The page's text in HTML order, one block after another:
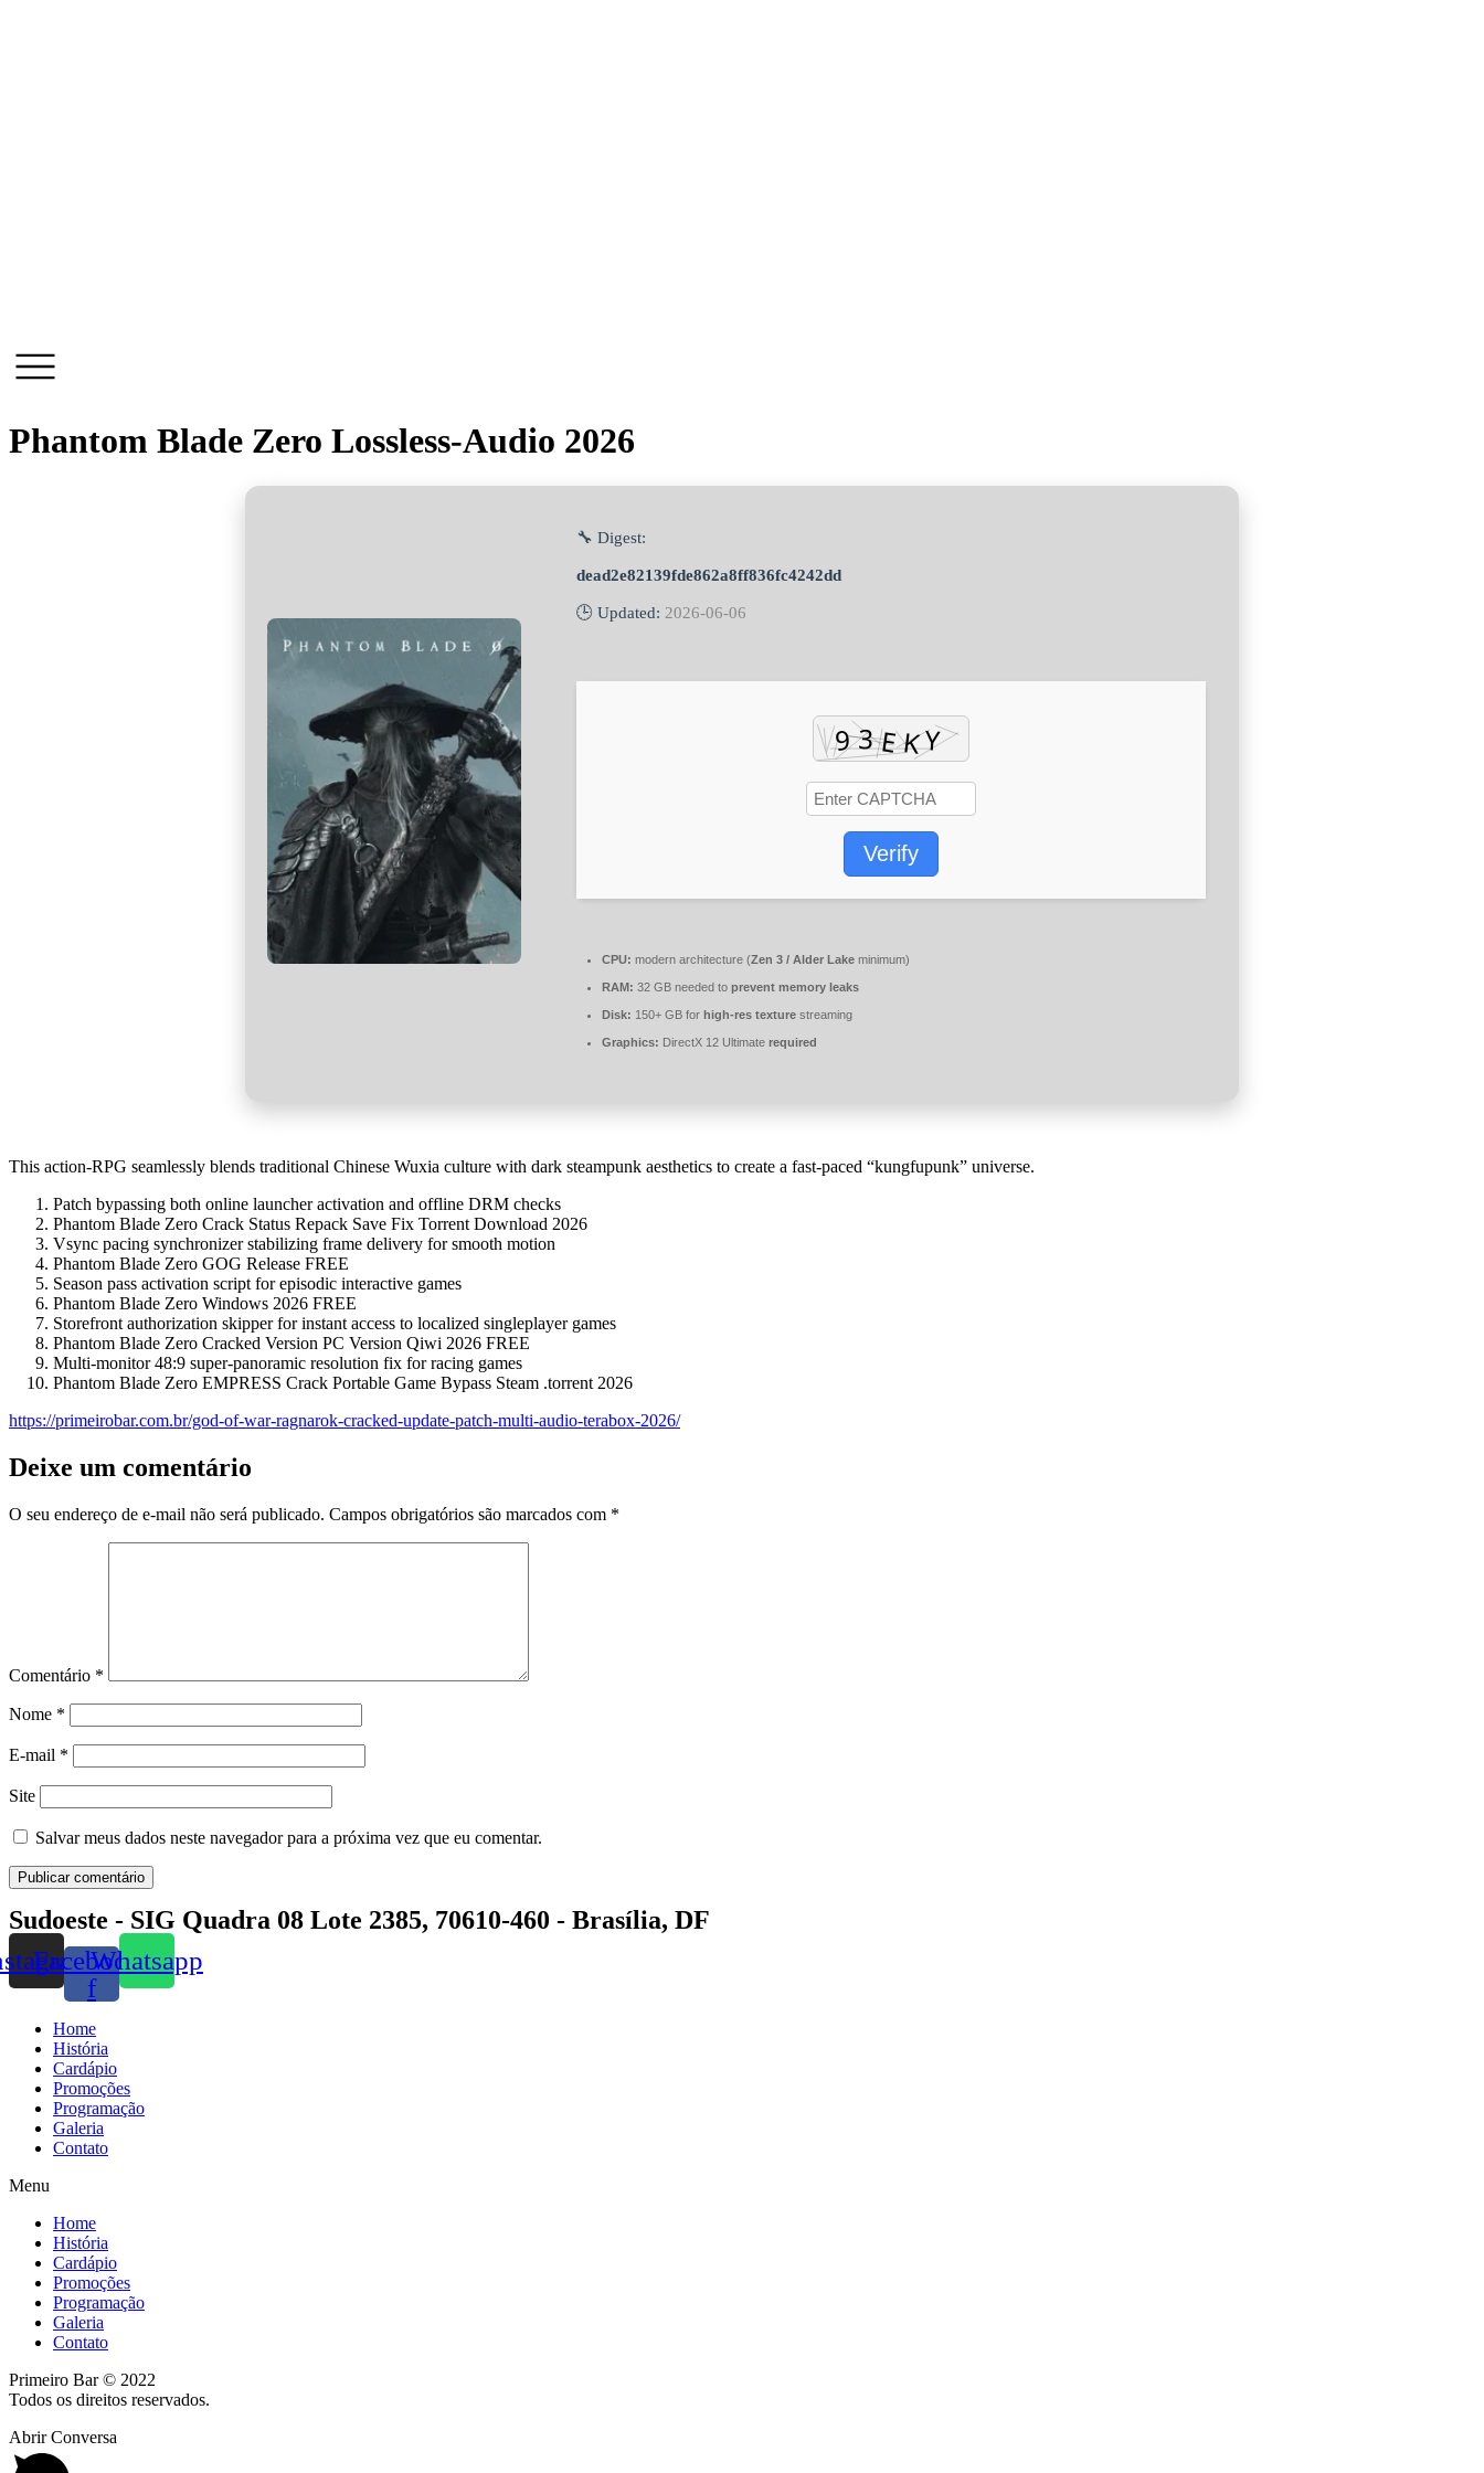
Phantom Blade Zero Lossless-Audio 2026
🔧 Digest:
dead2e82139fde862a8ff836fc4242dd
🕒 Updated: 2026-06-06
Verify
CPU: modern architecture (Zen 3 / Alder Lake minimum)
RAM: 32 GB needed to prevent memory leaks
Disk: 150+ GB for high-res texture streaming
Graphics: DirectX 12 Ultimate required
This action-RPG seamlessly blends traditional Chinese Wuxia culture with dark steampunk aesthetics to create a fast-paced “kungfupunk” universe.
Patch bypassing both online launcher activation and offline DRM checks
Phantom Blade Zero Crack Status Repack Save Fix Torrent Download 2026
Vsync pacing synchronizer stabilizing frame delivery for smooth motion
Phantom Blade Zero GOG Release FREE
Season pass activation script for episodic interactive games
Phantom Blade Zero Windows 2026 FREE
Storefront authorization skipper for instant access to localized singleplayer games
Phantom Blade Zero Cracked Version PC Version Qiwi 2026 FREE
Multi-monitor 48:9 super-panoramic resolution fix for racing games
Phantom Blade Zero EMPRESS Crack Portable Game Bypass Steam .torrent 2026
https://primeirobar.com.br/god-of-war-ragnarok-cracked-update-patch-multi-audio-terabox-2026/
Deixe um comentário
O seu endereço de e-mail não será publicado. Campos obrigatórios são marcados com *
Comentário *
Nome *
E-mail *
Site
Salvar meus dados neste navegador para a próxima vez que eu comentar.
Sudoeste - SIG Quadra 08 Lote 2385, 70610-460 - Brasília, DF
Facebook-
f
Whatsapp
Home
História
Cardápio
Promoções
Programação
Galeria
Contato
Menu
Home
História
Cardápio
Promoções
Programação
Galeria
Contato
Primeiro Bar © 2022
Todos os direitos reservados.
Abrir Conversa